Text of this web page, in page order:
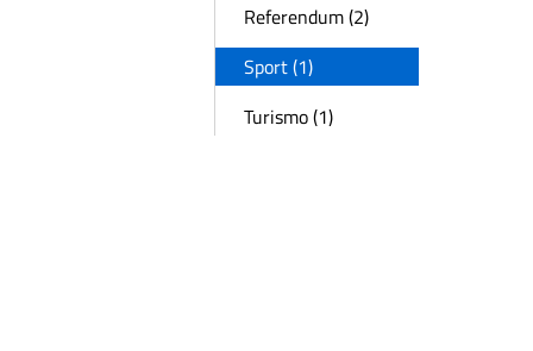
Referendum (2)
Sport (1)
Turismo (1)